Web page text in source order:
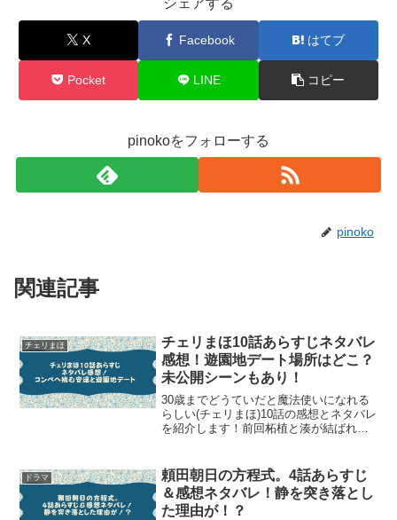
X Facebook はてブ
Pocket LINE コピー
pinokoをフォローする
pinoko
関連記事
チェリまほ
チェリまほ10話あらすじネタバレ
感想！遊園地デート場所はどこ？
未公開シーンもあり！
30歳までどうていだと魔法使いになれる
らしい(チェリまほ)10話の感想とネタバレ
を紹介します！前回柘植と湊が結ばれ、
では柘植＆湊のラブラブぶりと安達の新
しい悩みとは...
ドラマ
頼田朝日の方程式。4話あらすじ
＆感想ネタバレ！静を突き落とし
た理由が！？